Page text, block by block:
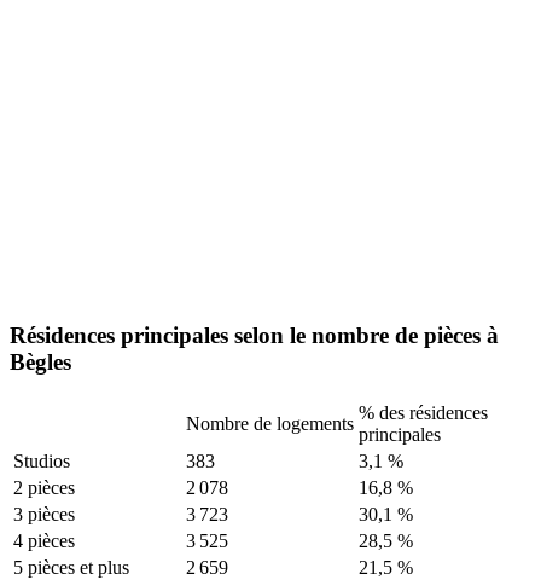
Résidences principales selon le nombre de pièces à
Bègles
Nombre de logements
% des résidences
principales
Studios
383
3,1 %
2 pièces
2 078
16,8 %
3 pièces
3 723
30,1 %
4 pièces
3 525
28,5 %
5 pièces et plus
2 659 21,5 %